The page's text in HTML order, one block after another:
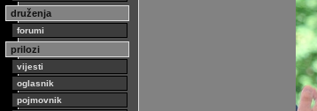
druženja
forumi
prilozi
vijesti
oglasnik
pojmovnik